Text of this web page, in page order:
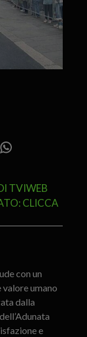
TVIWEB
CLICCA
con un
umano
dalla
e